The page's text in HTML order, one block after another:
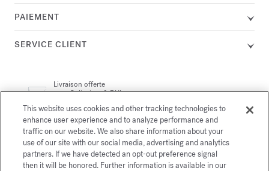
PAIEMENT
SERVICE CLIENT
Livraison offerte
avec Colissimo & DHL
politique de retour
Un conseiller est à votre disposition par téléphone au +33 (0)1
72 95 09 89 le lundi de 9h à 19h et du mardi au vendredi de
10h à 19h, ou paremail
This website uses cookies and other tracking technologies to
enhance user experience and to analyze performance and
traffic on our website. We also share information about your
use of our site with our social media, advertising and analytics
partners. If we have detected an opt-out preference signal
then it will be honored. Further information is available in our